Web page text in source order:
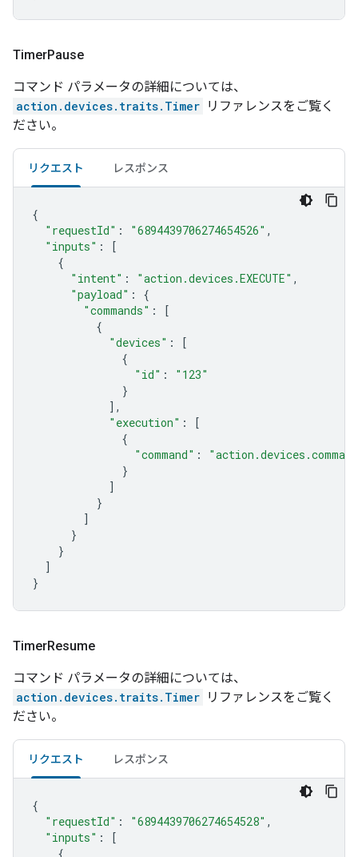
TimerPause
コマンド パラメータの詳細については、
action.devices.traits.Timer リファレンスをご覧く
ださい。
リクエスト レスポンス
{
"requestId" : "6894439706274654526" ,
"inputs" :
[
{
"intent" : "action.devices.EXECUTE" ,
"payload" :
{
"commands" :
[
{
"devices" :
[
{
"id" :
"123"
}
],
"execution" :
[
{
"command" :
}
]
}
]
}
}
]
}
TimerResume
コマンド パラメータの詳細については、
action.devices.traits.Timer リファレンスをご覧く
ださい。
リクエスト レスポンス
{
"requestId" : "6894439706274654528" ,
"inputs" :
[
{